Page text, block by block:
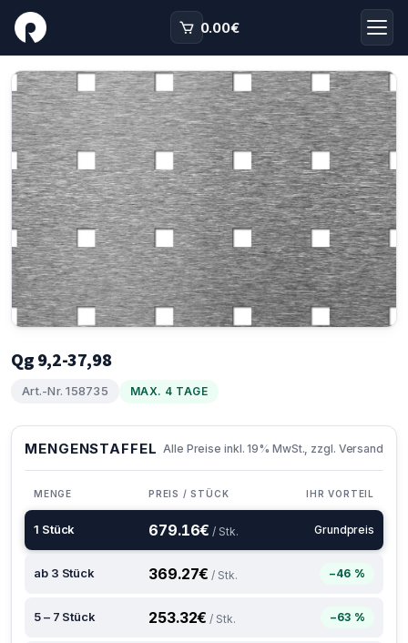
0.00€
Qg 9,2-37,98
Art.-Nr. 158735 MAX. 4 TAGE
MENGENSTAFFEL Alle Preise inkl. 19% MwSt., zzgl. Versand
MENGE PREIS / STÜCK IHR VORTEIL
1 Stück 679.16€ / Stk. Grundpreis
ab 3 Stück 369.27€ / Stk. −46 %
5 – 7 Stück 253.32€ / Stk. −63 %